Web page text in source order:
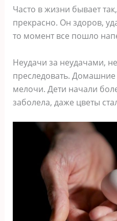
Часто в жизни бывает
прекрасно. Он здоров,
то момент все пошло
Неудачи за неудачами,
преследовать. Домашние
мелочи. Дети начали
заболела, даже цветы